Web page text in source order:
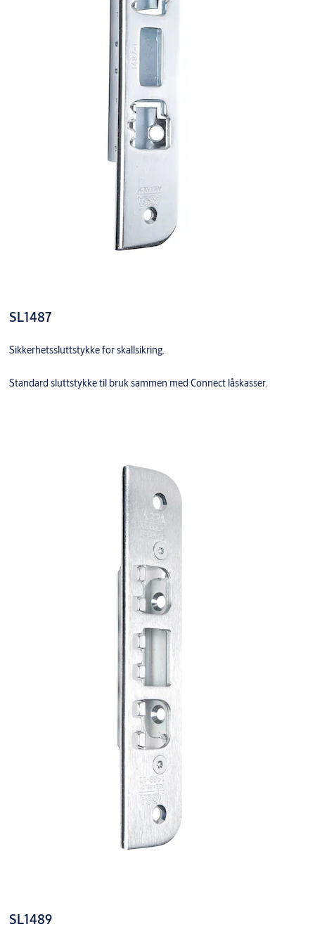
SL1487
Sikkerhetssluttstykke for skallsikring.
Standard sluttstykke til bruk sammen med Connect låskasser.
SL1489